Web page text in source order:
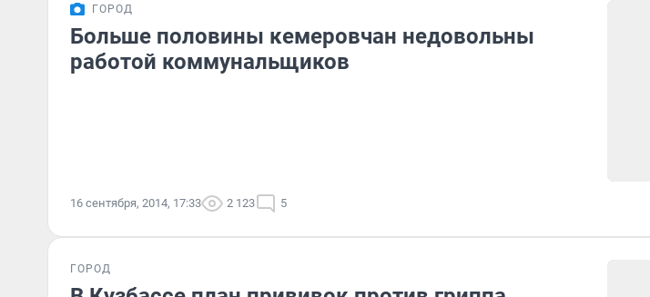
ГОРОД
Больше половины кемеровчан недовольны
работой коммунальщиков
16 сентября, 2014, 17:33 2 123 5
ГОРОД